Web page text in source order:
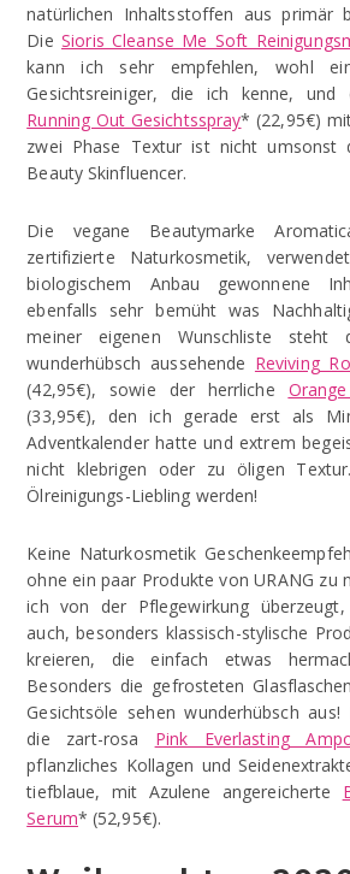
natürlichen Inhaltsstoffen aus primär
DieSioris Cleanse Me Soft
kann ich sehr empfehlen, wohl
Gesichtsreiniger, die ich kenne,
Running Out Gesichtsspray* (22,95€)
zwei Phase Textur ist nicht umsonst
Beauty Skinfluencer.
Die vegane Beautymarke
zertifizierte Naturkosmetik,
biologischem Anbau gewonnene
ebenfalls sehr bemüht was
meiner eigenen Wunschliste
wunderhübsch aussehende Reviving
(42,95€), sowie der herrliche
(33,95€), den ich gerade erst als
Adventkalender hatte und extrem
nicht klebrigen oder zu öligen
Ölreinigungs-Liebling werden!
Keine Naturkosmetik
ohne ein paar Produkte von URANG zu
ich von der Pflegewirkung
auch, besonders klassisch-stylische
kreieren, die einfach etwas
Besonders die gefrosteten
Gesichtsöle sehen wunderhübsch
die zart-rosa Pink Everlasting
pflanzliches Kollagen und
tiefblaue, mit Azulene angereicherte
Serum* (52,95€).